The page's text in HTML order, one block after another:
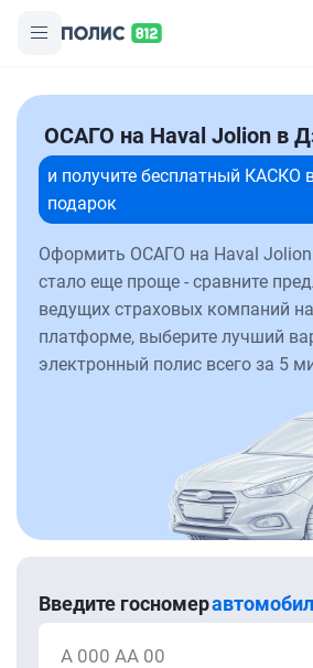
ОСАГО на Haval Jolion в
и получите бесплатный КАСКО
подарок
Оформить ОСАГО на Haval
стало еще проще - сравните
ведущих страховых компаний
платформе, выберите лучший
электронный полис всего за 5
Введите госномер
А 000 АА 00